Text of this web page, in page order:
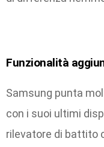
Funzionalità
Samsung punta
con i suoi ultimi
rilevatore di battito